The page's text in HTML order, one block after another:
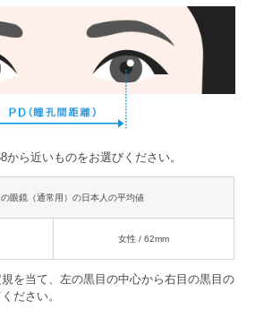
から近いものをお選びください。
眼鏡（通常用）の日本人の平均値
女性 / 62mm
を当て、左の黒目の中心から右目の黒目の
ださい。